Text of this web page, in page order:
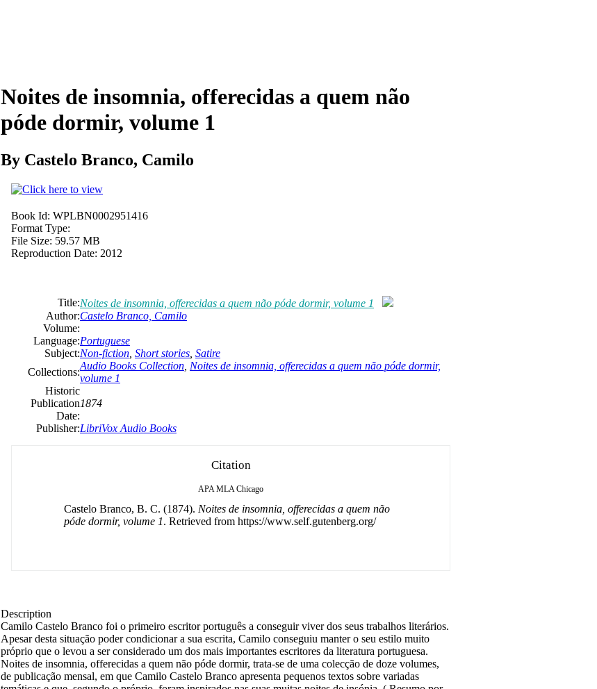
Noites de insomnia, offerecidas a quem não
póde dormir, volume 1
By Castelo Branco, Camilo
Book Id: WPLBN0002951416
Format Type:
File Size: 59.57 MB
Reproduction Date: 2012
Title:Noites de insomnia, offerecidas a quem não póde dormir, volume 1
Author:Castelo Branco, Camilo
Volume:
Language:Portuguese
Subject:Non-fiction Short stories Satire
Collections:
Audio Books Collection Noites de insomnia, offerecidas a quem não póde dormir,
volume 1
Historic
Publication
Date:
1874
Publisher:LibriVox Audio Books
Citation
APA MLA Chicago
Castelo Branco, B. C. (1874). Noites de insomnia, offerecidas a quem não
póde dormir, volume 1. Retrieved from https://www.self.gutenberg.org/
Description
Camilo Castelo Branco foi o primeiro escritor português a conseguir viver dos seus trabalhos literários.
Apesar desta situação poder condicionar a sua escrita, Camilo conseguiu manter o seu estilo muito
próprio que o levou a ser considerado um dos mais importantes escritores da literatura portuguesa.
Noites de insomnia, offerecidas a quem não póde dormir, trata-se de uma colecção de doze volumes,
de publicação mensal, em que Camilo Castelo Branco apresenta pequenos textos sobre variadas